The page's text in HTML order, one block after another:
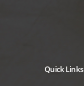
Quick Links